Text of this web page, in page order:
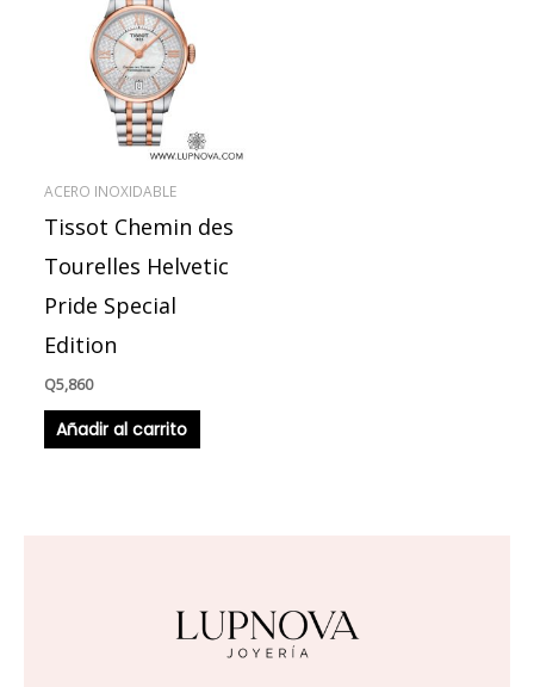
ACERO INOXIDABLE
Tissot Chemin des
Tourelles Helvetic
Pride Special
Edition
Q5,860
Añadir al carrito